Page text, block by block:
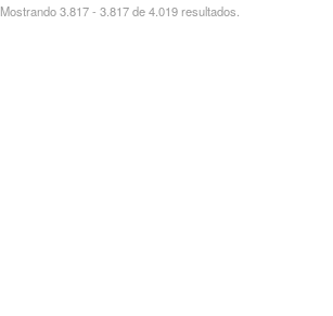
Mostrando 3.817 - 3.817 de 4.019 resultados.